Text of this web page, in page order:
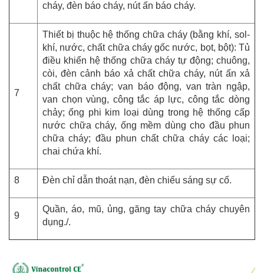
cháy, đèn báo cháy, nút ấn báo cháy.
7
Thiết bị thuộc hệ thống chữa cháy (bằng khí, sol-
khí, nước, chất chữa cháy gốc nước, bọt, bột): Tủ
điều khiển hệ thống chữa cháy tự động; chuông,
còi, đèn cảnh báo xả chất chữa cháy, nút ấn xả
chất chữa cháy; van báo động, van tràn ngập,
van chọn vùng, công tắc áp lực, công tắc dòng
chảy; ống phi kim loại dùng trong hệ thống cấp
nước chữa cháy, ống mềm dùng cho đầu phun
chữa cháy; đầu phun chất chữa cháy các loại;
chai chứa khí.
8 Đèn chỉ dẫn thoát nạn, đèn chiếu sáng sự cố.
9
Quần, áo, mũ, ủng, găng tay chữa cháy chuyên
dụng./.